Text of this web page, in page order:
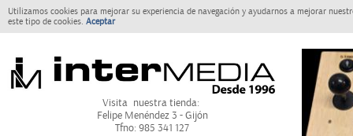
Utilizamos cookies para mejorar su experiencia de navegación y ayudarnos a mejorar
este tipo de cookies. Aceptar
Visita nuestra tienda:
Felipe Menéndez 3 - Gijón
Tfno: 985 341 127